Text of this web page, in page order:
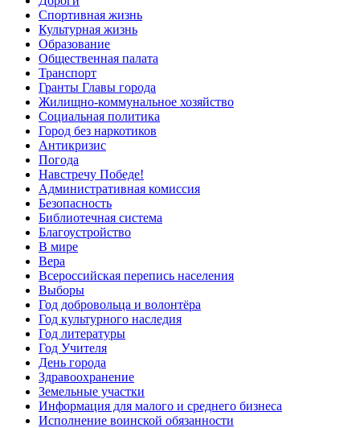
Спортивная жизнь
Культурная жизнь
Образование
Общественная палата
Транспорт
Гранты Главы города
Жилищно-коммунальное хозяйство
Социальная политика
Город без наркотиков
Антикризис
Погода
Навстречу Победе!
Административная комиссия
Безопасность
Библиотечная система
Благоустройство
В мире
Вера
Всероссийская перепись населения
Выборы
Год добровольца и волонтёра
Год культурного наследия
Год литературы
Год Учителя
День города
Здравоохранение
Земельные участки
Информация для малого и среднего бизнеса
Исполнение воинской обязанности